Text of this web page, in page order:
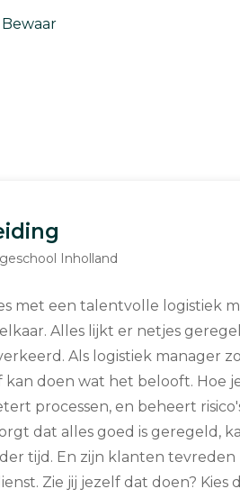
Bewaar
Inholland
met een talentvolle logistiek
Alles lijkt er netjes
Als logistiek manager
doen wat het belooft. Hoe
processen, en beheert
dat alles goed is geregeld,
tijd. En zijn klanten
Zie jij jezelf dat doen? Kies